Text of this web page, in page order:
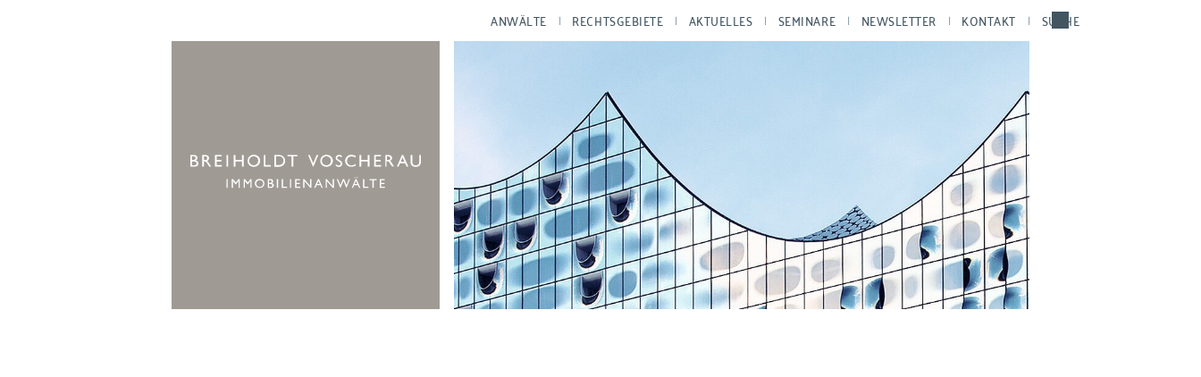
ANWÄLTE RECHTSGEBIETE AKTUELLES SEMINARE NEWSLETTER KONTAKT SUCHE